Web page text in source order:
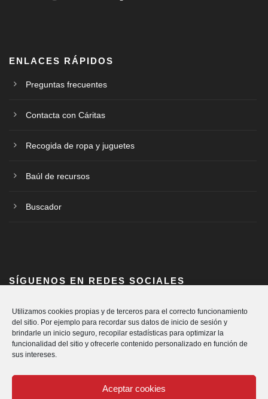
Utilizamos cookies propias y de terceros para el correcto funcionamiento
del sitio. Por ejemplo para recordar sus datos de inicio de sesión y
brindarle un inicio seguro, recopilar estadísticas para optimizar la
funcionalidad del sitio y ofrecerle contenido personalizado en función de
sus intereses.
Aceptar cookies
ENLACES RÁPIDOS
Preguntas frecuentes
Contacta con Cáritas
Recogida de ropa y juguetes
Baúl de recursos
Buscador
SÍGUENOS EN REDES SOCIALES